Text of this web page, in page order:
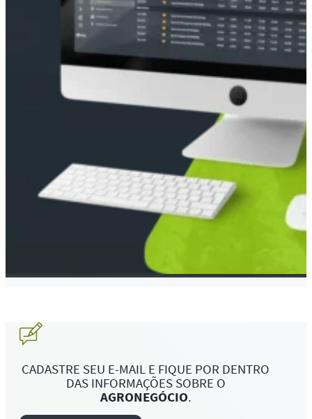
CADASTRE SEU E-MAIL E FIQUE POR DENTRO
DAS INFORMAÇÕES SOBRE O
AGRONEGÓCIO.